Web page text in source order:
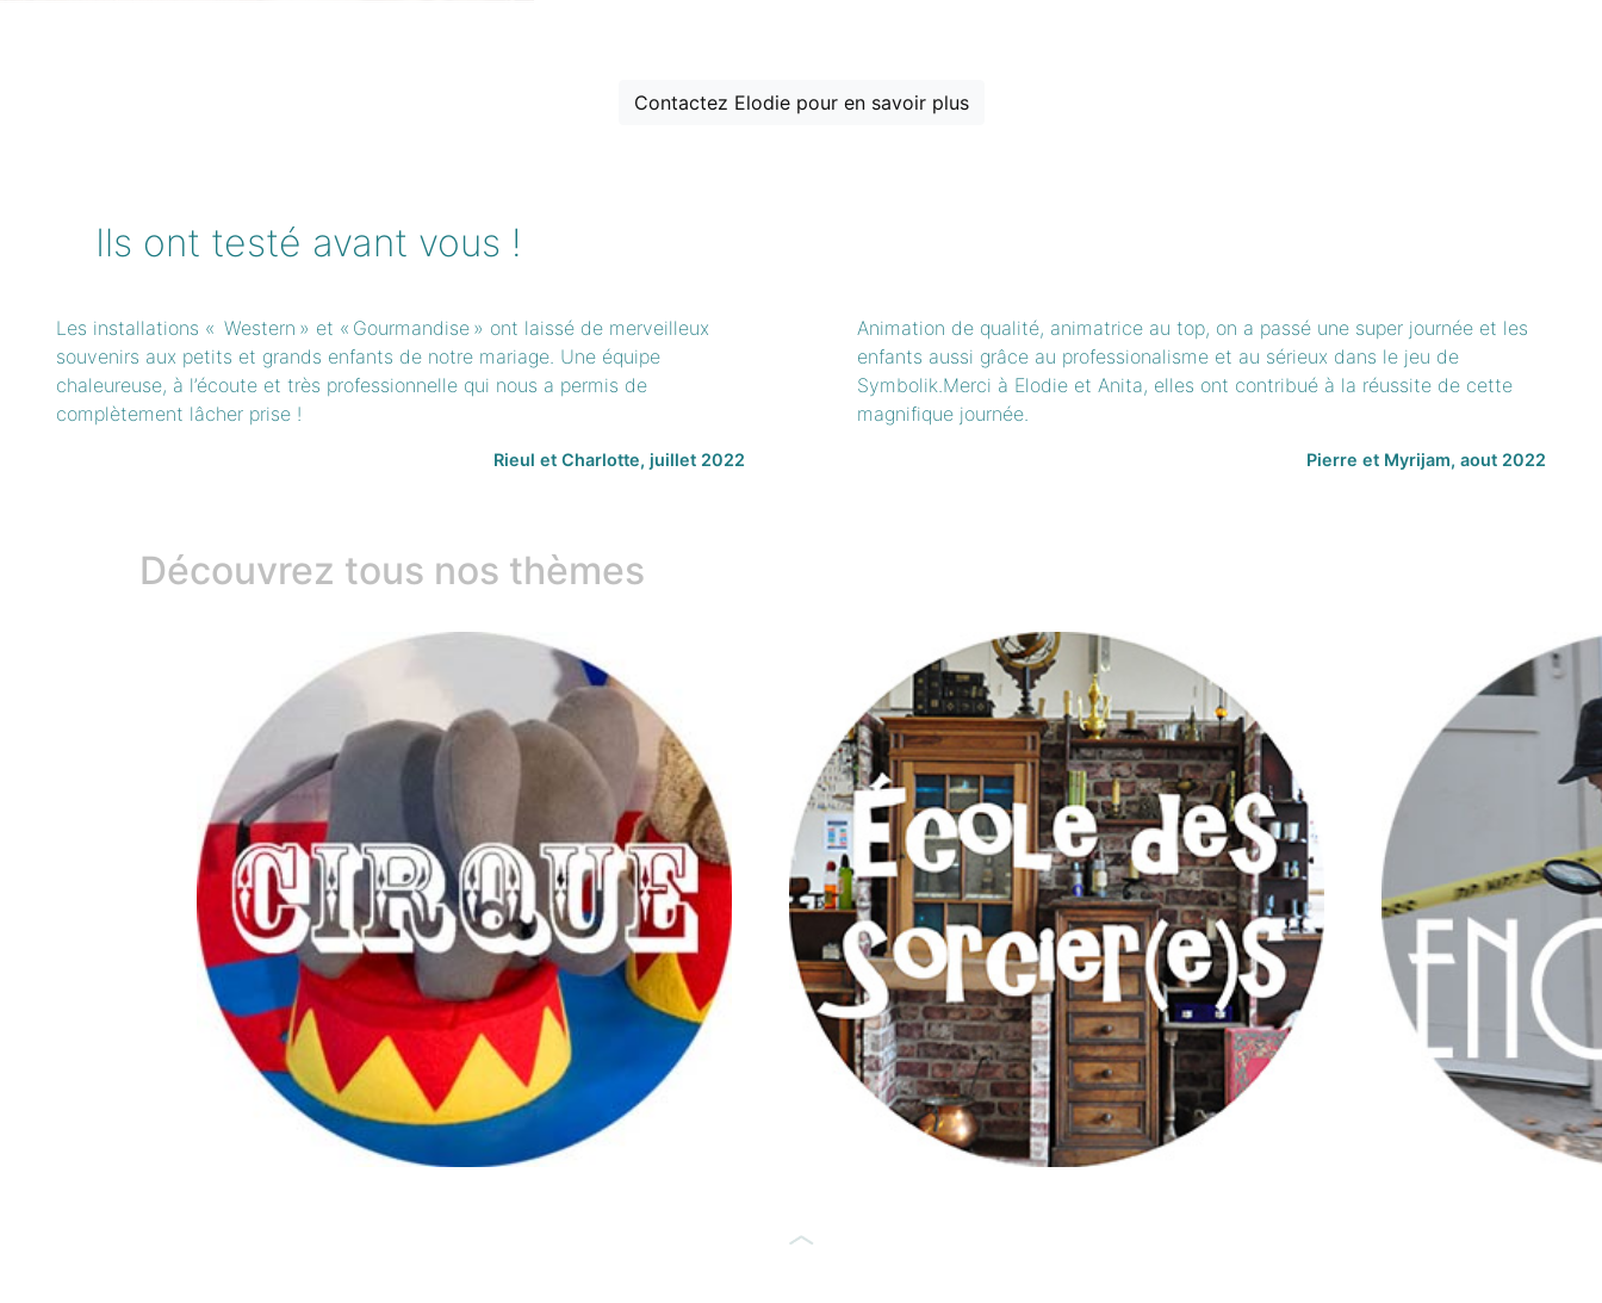
Contactez Elodie pour en savoir plus
Ils ont testé avant vous !
Les installations « Western » et « Gourmandise » ont laissé de merveilleux
souvenirs aux petits et grands enfants de notre mariage. Une équipe
chaleureuse, à l’écoute et très professionnelle qui nous a permis de
complètement lâcher prise !
Rieul et Charlotte, juillet 2022
Animation de qualité, animatrice au top, on a passé une super journée et les
enfants aussi grâce au professionalisme et au sérieux dans le jeu de
Symbolik.Merci à Elodie et Anita, elles ont contribué à la réussite de cette
magnifique journée.
Pierre et Myrijam, aout 2022
Découvrez tous nos thèmes